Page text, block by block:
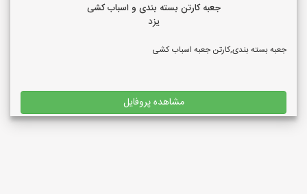
جعبه کارتن بسته بندی و اسباب کشی
یزد
جعبه بسته بندی,کارتن جعبه اسباب کشی
مشاهده پروفایل